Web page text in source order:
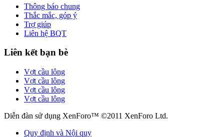
Thông báo chung
Thắc mắc, góp ý
Trợ giúp
Liên hệ BQT
Liên kết bạn bè
Vợt cầu lông
Vợt cầu lông
Vợt cầu lông
Vợt cầu lông
Diễn đàn sử dụng XenForo™ ©2011 XenForo Ltd.
Quy định và Nội quy